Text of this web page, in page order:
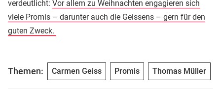
verdeutlicht: Vor allem zu Weihnachten engagieren sich
viele Promis – darunter auch die Geissens – gern für den
guten Zweck.
Themen: Carmen Geiss Promis Thomas Müller